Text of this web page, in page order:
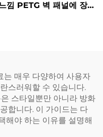
낌 PETG 벽 패널에 장식
는 매우 다양하여 사용자
스러워할 수 있습니다.
스타일뿐만 아니라 방화
합니다. 이 가이드는 다
해야 하는 이유를 설명해